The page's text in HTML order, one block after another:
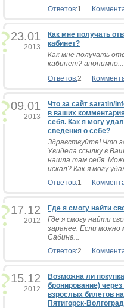
Ответов:1
23.01
2013
Как мне получать
кабинет?
Как мне получать
кабинет? анонимно...
Ответов:2
09.01
2013
Что за сайт saratin/
в ваших
себя. Как я могу
сведения о себе?
Здравствуйте! Что
Увидела ссылку в
нашла там себя.
искал? Как я могу
Ответов:1
17.12
2012
Где я смогу найти
Где я смогу найти
заранее. Если можно
Сабина...
Ответов:2
15.12
2012
Возможна ли
бронирование)
взрослых билетов
Пятигорск-